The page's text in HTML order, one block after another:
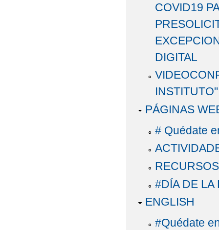
COVID19
DIGITAL
PÁGINAS
# Quédate
#DÍA DE LA
ENGLISH
#Quédate